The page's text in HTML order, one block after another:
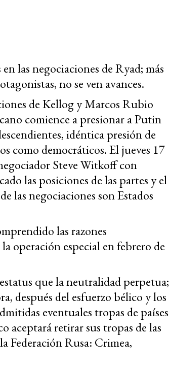
las negociaciones de Ryad; más
no se ven avances.
de Kellog y Marcos Rubio
comience a presionar a Putin
idéntica presión de
como democráticos. El jueves 17
Steve Witkoff con
las posiciones de las partes y el
las negociaciones son Estados
las razones
operación especial en febrero de
que la neutralidad perpetua;
después del esfuerzo bélico y los
eventuales tropas de países
aceptará retirar sus tropas de las
Federación Rusa: Crimea,